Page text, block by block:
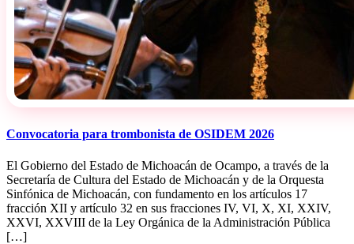
Convocatoria para trombonista de OSIDEM 2026
El Gobierno del Estado de Michoacán de Ocampo, a través de la
Secretaría de Cultura del Estado de Michoacán y de la Orquesta
Sinfónica de Michoacán, con fundamento en los artículos 17
fracción XII y artículo 32 en sus fracciones IV, VI, X, XI, XXIV,
XXVI, XXVIII de la Ley Orgánica de la Administración Pública
[…]